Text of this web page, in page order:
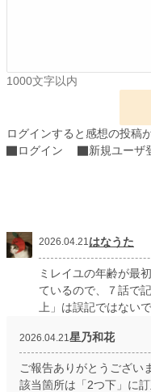
恋愛 10,923 位 /
24h.ポイント 21 pt
文字数 78,707
初回完結日時 2026.04.27 21:00
週間ポイント 281 pt (20,659 位)
月間ポイント 806 pt (27,206 位)
累計ポイント 14,226 pt (83,134
1000文字以内
ログインすると感想の投稿
ログイン
新規ユーザ
2026.04.21はなうた
ミレイユの年齢が最
ているので、７話で
上」は誤記ではない
2026.04.21 星乃和花
ご報告ありがとうござい
該当箇所は「2つ下」に訂